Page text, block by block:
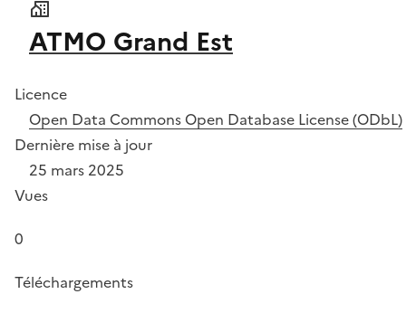
ATMO Grand Est
Licence
Open Data Commons Open Database License (ODbL)
Dernière mise à jour
25 mars 2025
Vues
0
Téléchargements